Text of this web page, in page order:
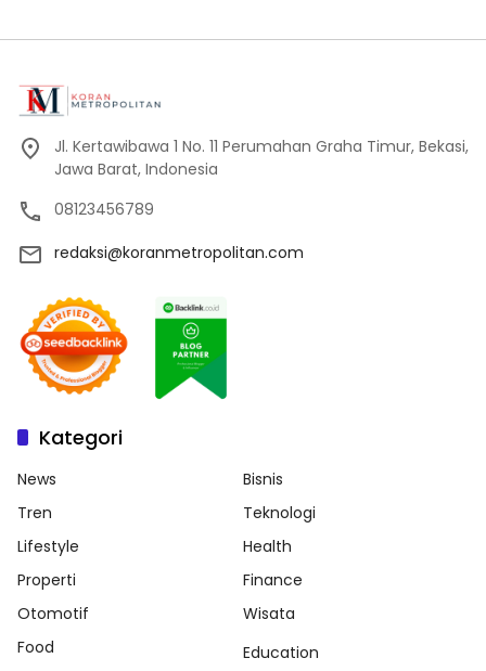
Jl. Kertawibawa 1 No. 11 Perumahan Graha Timur, Bekasi,
Jawa Barat, Indonesia
08123456789
redaksi@koranmetropolitan.com
Kategori
News
Bisnis
Tren
Teknologi
Lifestyle
Health
Properti
Finance
Otomotif
Wisata
Food
Education